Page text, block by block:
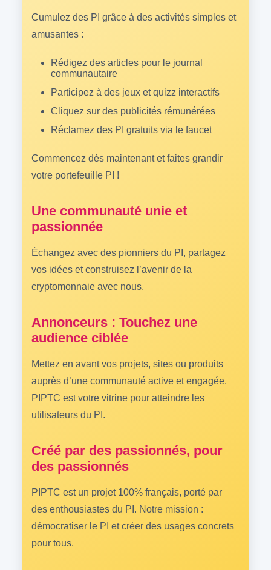
Cumulez des PI grâce à des activités simples et
amusantes :
Rédigez des articles pour le journal
communautaire
Participez à des jeux et quizz interactifs
Cliquez sur des publicités rémunérées
Réclamez des PI gratuits via le faucet
Commencez dès maintenant et faites grandir
votre portefeuille PI !
Une communauté unie et
passionnée
Échangez avec des pionniers du PI, partagez
vos idées et construisez l’avenir de la
cryptomonnaie avec nous.
Annonceurs : Touchez une
audience ciblée
Mettez en avant vos projets, sites ou produits
auprès d’une communauté active et engagée.
PIPTC est votre vitrine pour atteindre les
utilisateurs du PI.
Créé par des passionnés, pour
des passionnés
PIPTC est un projet 100% français, porté par
des enthousiastes du PI. Notre mission :
démocratiser le PI et créer des usages concrets
pour tous.